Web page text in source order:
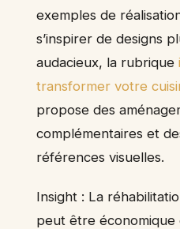
exemples de
s’inspirer de designs
audacieux, la rubrique
transformer votre
propose des
complémentaires et
références visuelles.
Insight : La
peut être économique